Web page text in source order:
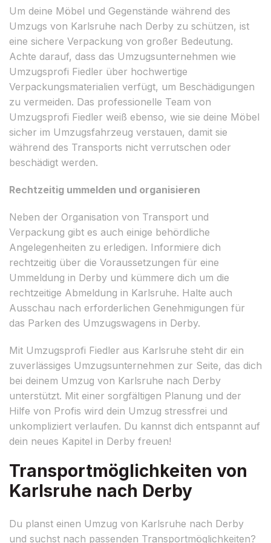
Um deine Möbel und Gegenstände während des
Umzugs von Karlsruhe nach Derby zu schützen, ist
eine sichere Verpackung von großer Bedeutung.
Achte darauf, dass das Umzugsunternehmen wie
Umzugsprofi Fiedler über hochwertige
Verpackungsmaterialien verfügt, um Beschädigungen
zu vermeiden. Das professionelle Team von
Umzugsprofi Fiedler weiß ebenso, wie sie deine Möbel
sicher im Umzugsfahrzeug verstauen, damit sie
während des Transports nicht verrutschen oder
beschädigt werden.
Rechtzeitig ummelden und organisieren
Neben der Organisation von Transport und
Verpackung gibt es auch einige behördliche
Angelegenheiten zu erledigen. Informiere dich
rechtzeitig über die Voraussetzungen für eine
Ummeldung in Derby und kümmere dich um die
rechtzeitige Abmeldung in Karlsruhe. Halte auch
Ausschau nach erforderlichen Genehmigungen für
das Parken des Umzugswagens in Derby.
Mit Umzugsprofi Fiedler aus Karlsruhe steht dir ein
zuverlässiges Umzugsunternehmen zur Seite, das dich
bei deinem Umzug von Karlsruhe nach Derby
unterstützt. Mit einer sorgfältigen Planung und der
Hilfe von Profis wird dein Umzug stressfrei und
unkompliziert verlaufen. Du kannst dich entspannt auf
dein neues Kapitel in Derby freuen!
Transportmöglichkeiten von
Karlsruhe nach Derby
Du planst einen Umzug von Karlsruhe nach Derby
und suchst nach passenden Transportmöglichkeiten?